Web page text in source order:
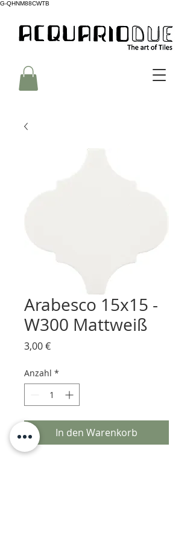
G-QHNM88CWTB
Arabesco 15x15 -
W300 Mattweiß
3,00 €Preis
Anzahl *
In den Warenkorb